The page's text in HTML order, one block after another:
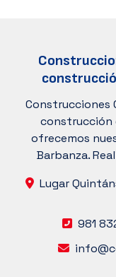
Construcciones
construcción
ofrecemos
Barbanza.
Lugar
981